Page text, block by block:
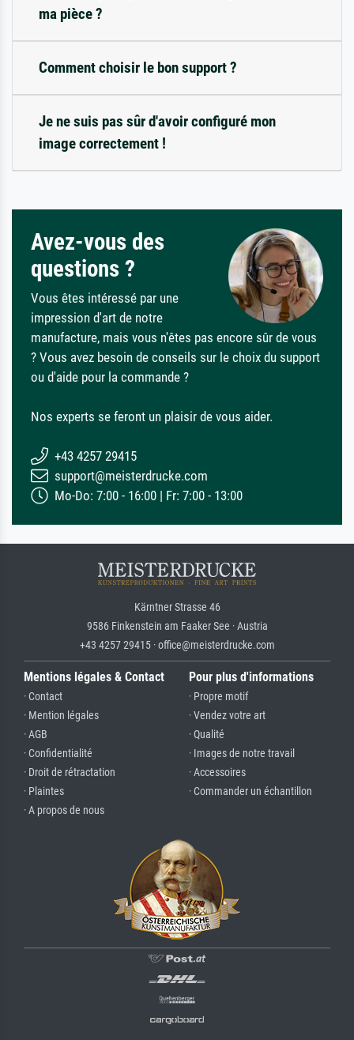
ma pièce ?
Comment choisir le bon support ?
Je ne suis pas sûr d'avoir configuré mon
image correctement !
Avez-vous des
questions ?
Vous êtes intéressé par une
impression d'art de notre
manufacture, mais vous n'êtes pas encore sûr de vous
? Vous avez besoin de conseils sur le choix du support
ou d'aide pour la commande ?
Nos experts se feront un plaisir de vous aider.
+43 4257 29415
support@meisterdrucke.com
Mo-Do: 7:00 - 16:00 | Fr: 7:00 - 13:00
Kärntner Strasse 46
9586 Finkenstein am Faaker See · Austria
+43 4257 29415 · office@meisterdrucke.com
Mentions légales & Contact
· Contact
· Mention légales
· AGB
· Confidentialité
· Droit de rétractation
· Plaintes
· A propos de nous
Pour plus d'informations
· Propre motif
· Vendez votre art
· Qualité
· Images de notre travail
· Accessoires
· Commander un échantillon